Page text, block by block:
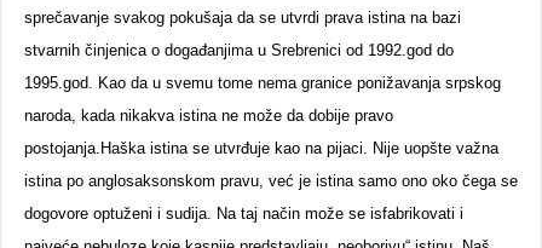
sprečavanje svakog pokušaja da se utvrdi prava istina na bazi
stvarnih činjenica o događanjima u Srebrenici od 1992.god do
1995.god. Kao da u svemu tome nema granice ponižavanja srpskog
naroda, kada nikakva istina ne može da dobije pravo
postojanja.Haška istina se utvrđuje kao na pijaci. Nije uopšte važna
istina po anglosaksonskom pravu, već je istina samo ono oko čega se
dogovore optuženi i sudija. Na taj način može se isfabrikovati i